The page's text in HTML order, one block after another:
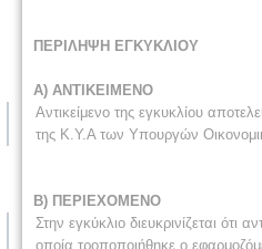
ΠΕΡΙΛΗΨΗ ΕΓΚΥΚΛΙΟΥ
Α) ΑΝΤΙΚΕΙΜΕΝΟ
Αντικείμενο της εγκυκλίου
της Κ.Υ.Α των Υπουργών
Β) ΠΕΡΙΕΧΟΜΕΝΟ
Στην εγκύκλιο διευκρινίζεται
οποία τροποποιήθηκε ο